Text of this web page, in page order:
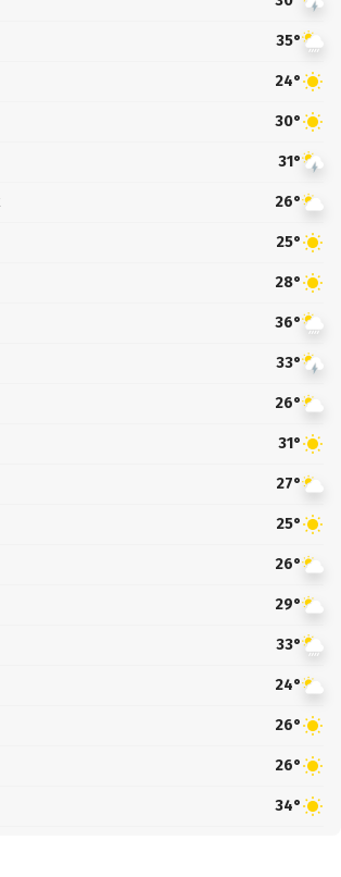
35°
24°
30°
31°
26°
25°
28°
36°
33°
26°
31°
27°
25°
26°
29°
33°
24°
26°
26°
34°